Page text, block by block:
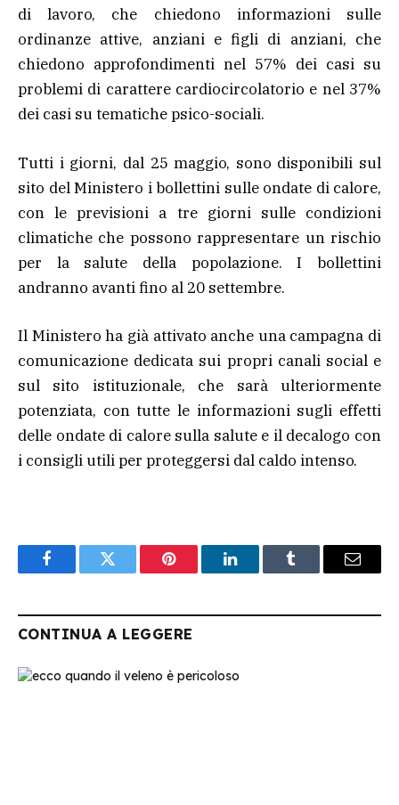
di lavoro, che chiedono informazioni sulle
ordinanze attive, anziani e figli di anziani, che
chiedono approfondimenti nel 57% dei casi su
problemi di carattere cardiocircolatorio e nel 37%
dei casi su tematiche psico-sociali.
Tutti i giorni, dal 25 maggio, sono disponibili sul
sito del Ministero i bollettini sulle ondate di calore,
con le previsioni a tre giorni sulle condizioni
climatiche che possono rappresentare un rischio
per la salute della popolazione. I bollettini
andranno avanti fino al 20 settembre.
Il Ministero ha già attivato anche una campagna di
comunicazione dedicata sui propri canali social e
sul sito istituzionale, che sarà ulteriormente
potenziata, con tutte le informazioni sugli effetti
delle ondate di calore sulla salute e il decalogo con
i consigli utili per proteggersi dal caldo intenso.
FacebookTwitter Pinterest LinkedInTumblr Email
CONTINUA A LEGGERE